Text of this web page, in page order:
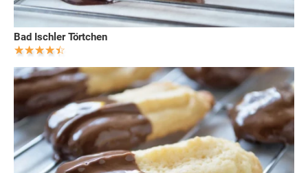
Bad Ischler Törtchen